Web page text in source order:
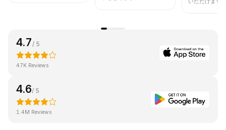
4.7 / 5
47K Reviews
4.6/ 5
1.4M Reviews